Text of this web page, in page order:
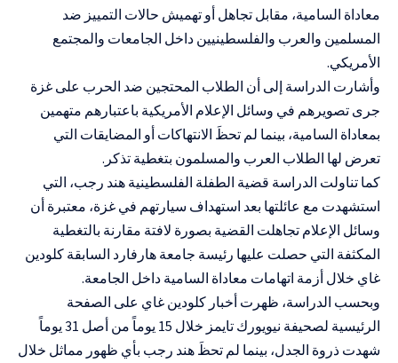
معاداة السامية، مقابل تجاهل أو تهميش حالات التمييز ضد
المسلمين والعرب والفلسطينيين داخل الجامعات والمجتمع
الأمريكي.
وأشارت الدراسة إلى أن الطلاب المحتجين ضد الحرب على غزة
جرى تصويرهم في وسائل الإعلام الأمريكية باعتبارهم متهمين
بمعاداة السامية، بينما لم تحظَ الانتهاكات أو المضايقات التي
تعرض لها الطلاب العرب والمسلمون بتغطية تذكر.
كما تناولت الدراسة قضية الطفلة الفلسطينية هند رجب، التي
استشهدت مع عائلتها بعد استهداف سيارتهم في غزة، معتبرة أن
وسائل الإعلام تجاهلت القضية بصورة لافتة مقارنة بالتغطية
المكثفة التي حصلت عليها رئيسة جامعة هارفارد السابقة كلودين
غاي خلال أزمة اتهامات معاداة السامية داخل الجامعة.
وبحسب الدراسة، ظهرت أخبار كلودين غاي على الصفحة
الرئيسية لصحيفة نيويورك تايمز خلال 15 يوماً من أصل 31 يوماً
شهدت ذروة الجدل، بينما لم تحظَ هند رجب بأي ظهور مماثل خلال